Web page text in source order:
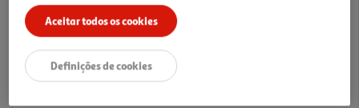
19,99 €
Notas de preparação
Aceitar todos os cookies
Definições de cookies